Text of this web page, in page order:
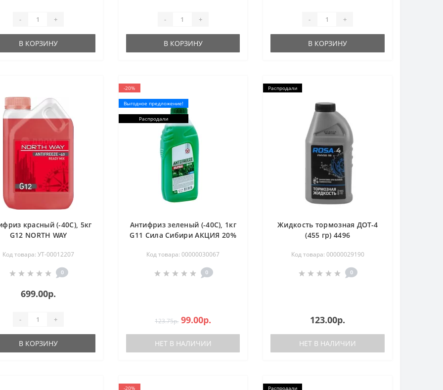
- +
В КОРЗИНУ
- +
В КОРЗИНУ
- +
В КОРЗИНУ
красный (-40С), 5кг
G12 NORTH WAY
Код товара: УТ-00012207
0
699.00р.
- +
В КОРЗИНУ
-20%
Выгодное предложение!
Распродали
Антифриз зеленый (-40С), 1кг
G11 Сила Сибири АКЦИЯ 20%
Код товара: 00000030067
0
123.75р. 99.00р.
НЕТ В НАЛИЧИИ
Распродали
Жидкость тормозная ДОТ-4
(455 гр) 4496
Код товара: 00000029190
0
123.00р.
НЕТ В НАЛИЧИИ
-20% Распродали